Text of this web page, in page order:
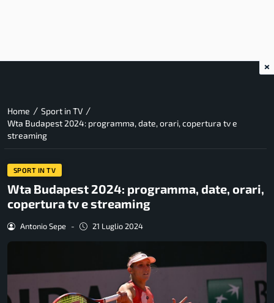
Home / Sport in TV /
Wta Budapest 2024: programma, date, orari, copertura tv e
streaming
SPORT IN TV
Wta Budapest 2024: programma, date, orari,
copertura tv e streaming
Antonio Sepe - 21 Luglio 2024
×